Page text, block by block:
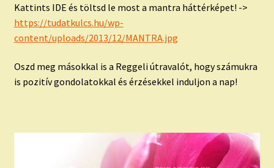
Kattints IDE és töltsd le most a mantra háttérképet! ->
https://tudatkulcs.hu/wp-
content/uploads/2013/12/MANTRA.jpg
Oszd meg másokkal is a Reggeli útravalót, hogy számukra
is pozitív gondolatokkal és érzésekkel induljon a nap!